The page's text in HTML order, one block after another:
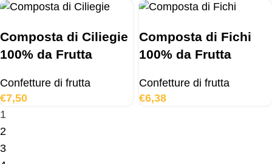
Composta di Ciliegie
100% da Frutta
Confetture di frutta
€7,50
Composta di Fichi
100% da Frutta
Confetture di frutta
€6,38
1
2
3